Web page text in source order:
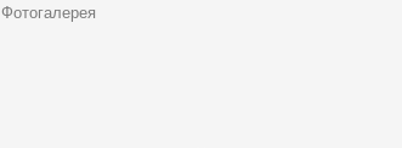
Фотогалерея